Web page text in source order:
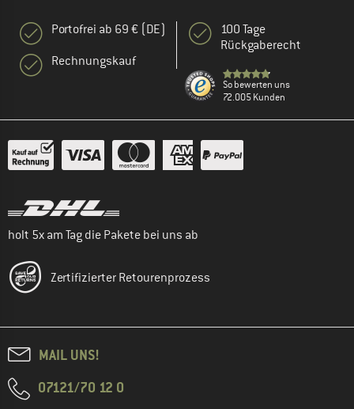
Portofrei ab 69 € (DE)
Rechnungskauf
100 Tage
Rückgaberecht
So bewerten uns
72.005 Kunden
holt 5x am Tag die Pakete bei uns ab
Zertifizierter Retourenprozess
MAIL UNS!
07121/70 12 0